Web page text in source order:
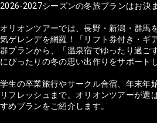
2026-2027シーズンの冬旅プランはお決
オリオンツアーでは、長野・新潟・群馬
気ゲレンデを網羅！「リフト券付き・ギ
群プランから、「温泉宿でゆったり過ご
にぴったりの冬の思い出作りをサポート
学生の卒業旅行やサークル合宿、年末年
リフレッシュまで。オリオンツアーが選
すめプランをご紹介します。